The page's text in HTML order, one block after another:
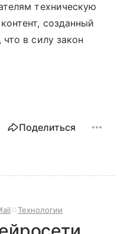
техническую
созданный
в силу закон
Поделиться
Технологии